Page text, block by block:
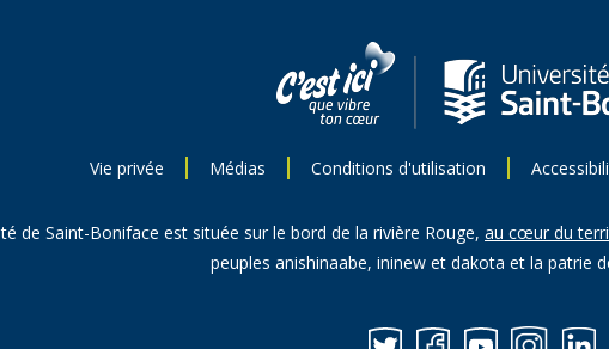
Vie privée Médias Conditions d'utilisation
de Saint-Boniface est située sur le bord de la rivière Rouge, au cœur du
peuples anishinaabe, ininew et dakota et la patrie